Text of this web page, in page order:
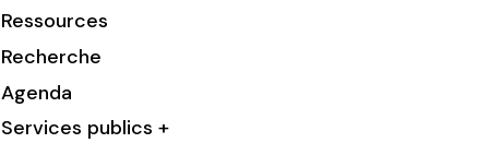
Ressources
Recherche
Agenda
Services publics +